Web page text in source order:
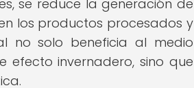
se reduce la generación de
los productos procesados y
no solo beneficia al medio
efecto invernadero, sino que